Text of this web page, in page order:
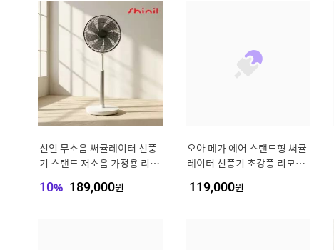
신일 무소음 써큘레이터 선풍
기 스탠드 저소음 가정용 리모
산
10% 189,000원
오아 메가 에어 스탠드형 써큘
레이터 선풍기 초강풍 리모컨
정용 서큘레이터
119,000원